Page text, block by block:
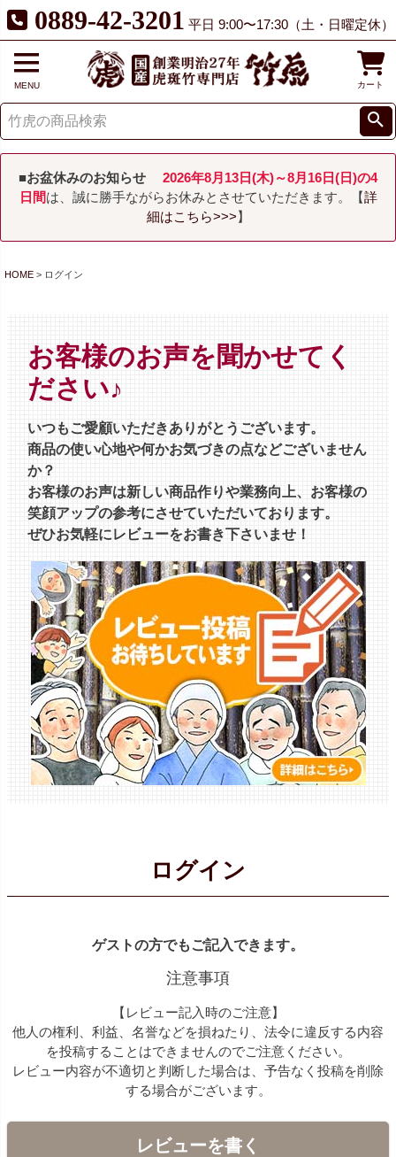
0889-42-3201 平日 9:00〜17:30（土・日曜定休）
MENU カート
■お盆休みのお知らせ
2026年8月13日(木)～8月16日(日)の4
日間は、誠に勝手ながらお休みとさせていただきます。【詳
細はこちら>>> 】
HOME ログイン
お客様のお声を聞かせてく
ださい♪
いつもご愛顧いただきありがとうございます。
商品の使い心地や何かお気づきの点などございません
か？
お客様のお声は新しい商品作りや業務向上、お客様の
笑顔アップの参考にさせていただいております。
ぜひお気軽にレビューをお書き下さいませ！
ログイン
ゲストの方でもご記入できます。
注意事項
【レビュー記入時のご注意】
他人の権利、利益、名誉などを損ねたり、法令に違反する内容
を投稿することはできませんのでご注意ください。
レビュー内容が不適切と判断した場合は、予告なく投稿を削除
する場合がございます。
レビューを書く